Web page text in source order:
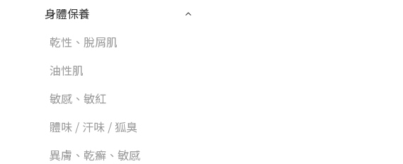
身體保養
乾性、脫屑肌
油性肌
敏感、敏紅
體味 / 汗味 / 狐臭
異膚、乾癬、敏感